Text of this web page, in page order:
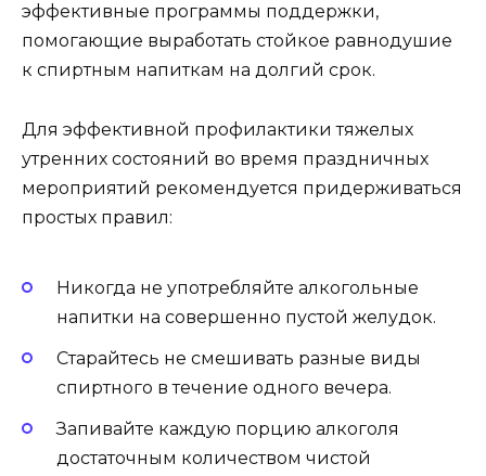
эффективные программы поддержки,
помогающие выработать стойкое равнодушие
к спиртным напиткам на долгий срок.
Для эффективной профилактики тяжелых
утренних состояний во время праздничных
мероприятий рекомендуется придерживаться
простых правил:
Никогда не употребляйте алкогольные
напитки на совершенно пустой желудок.
Старайтесь не смешивать разные виды
спиртного в течение одного вечера.
Запивайте каждую порцию алкоголя
достаточным количеством чистой